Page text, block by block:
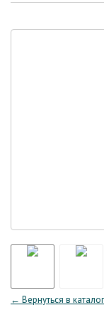
← Вернуться в каталог